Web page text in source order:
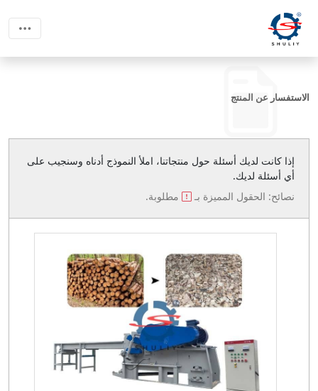
الاستفسار عن المنتج
إذا كانت لديك أسئلة حول منتجاتنا، املأ النموذج أدناه وسنجيب على
أي أسئلة لديك.
نصائح: الحقول المميزة بـ
مطلوبة.